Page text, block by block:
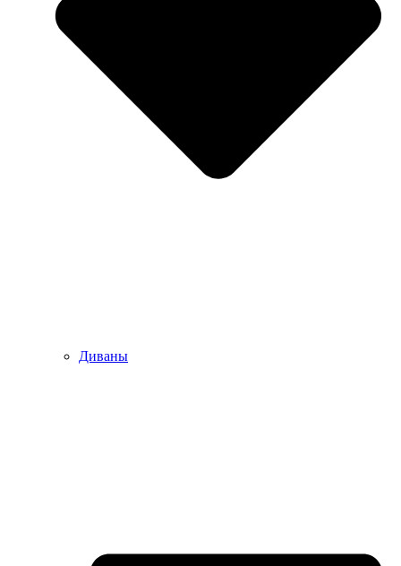
Диваны